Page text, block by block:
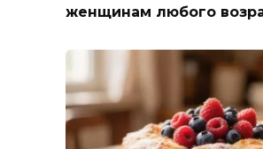
женщинам любого